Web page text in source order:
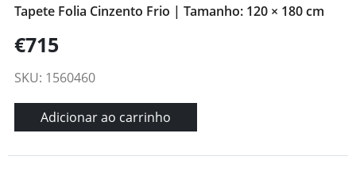
Tapete Folia Cinzento Frio | Tamanho: 120 × 180 cm
€715
SKU: 1560460
Adicionar ao carrinho